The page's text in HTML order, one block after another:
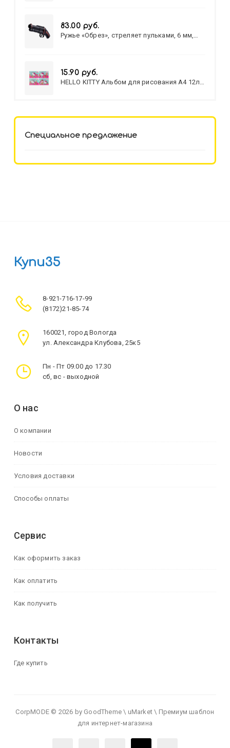
83.00 руб.
Ружье «Обрез», стреляет пульками, 6 мм,
15.90 руб.
HELLO KITTY Альбом для рисования А4 12л.
Специальное предложение
Купи35
8-921-716-17-99
(8172)21-85-74
160021, город Вологда
ул. Александра Клубова, 25к5
Пн - Пт 09.00 до 17.30
сб, вс - выходной
О нас
О компании
Новости
Условия доставки
Способы оплаты
Сервис
Как оформить заказ
Как оплатить
Как получить
Контакты
Где купить
CorpMODE © 2026 by GoodTheme \ uMarket \ Премиум шаблон
для интернет-магазина